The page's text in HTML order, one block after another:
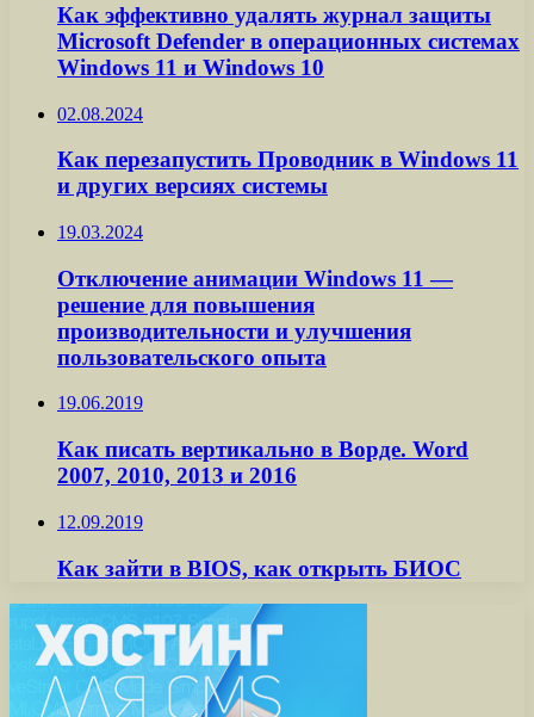
Как эффективно удалять журнал защиты
Microsoft Defender в операционных системах
Windows 11 и Windows 10
02.08.2024
Как перезапустить Проводник в Windows 11
и других версиях системы
19.03.2024
Отключение анимации Windows 11 —
решение для повышения
производительности и улучшения
пользовательского опыта
19.06.2019
Как писать вертикально в Ворде. Word
2007, 2010, 2013 и 2016
12.09.2019
Как зайти в BIOS, как открыть БИОС